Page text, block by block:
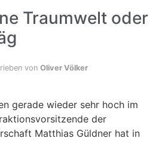
Traumwelt oder
von Oliver Völker
gerade wieder sehr hoch im
der
Matthias Güldner hat in